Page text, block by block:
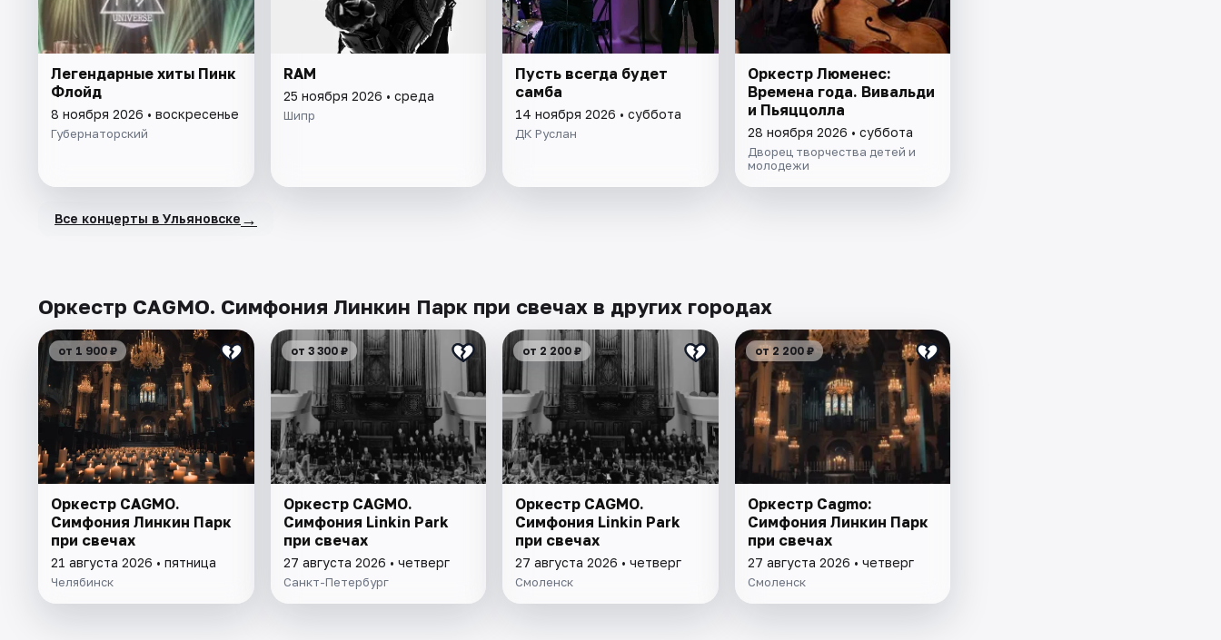
Легендарные хиты Пинк
Флойд
8 ноября 2026 • воскресенье
Губернаторский
RAM
25 ноября 2026 • среда
Шипр
Пусть всегда будет
самба
14 ноября 2026 • суббота
ДК Руслан
Оркестр Люменес:
Времена года. Вивальди
и Пьяццолла
28 ноября 2026 • суббота
Дворец творчества детей и
молодежи
Все концерты в Ульяновске →
Оркестр CAGMO. Симфония Линкин Парк при свечах в других городах
от 1 900 ₽
Оркестр CAGMO.
Симфония Линкин Парк
при свечах
21 августа 2026 • пятница
Челябинск
от 3 300 ₽
Оркестр CAGMO.
Симфония Linkin Park
при свечах
27 августа 2026 • четверг
Санкт-Петербург
от 2 200 ₽
Оркестр CAGMO.
Симфония Linkin Park
при свечах
27 августа 2026 • четверг
Смоленск
от 2 200 ₽
Оркестр Cagmo:
Симфония Линкин Парк
при свечах
27 августа 2026 • четверг
Смоленск